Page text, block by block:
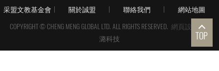
TOP
采盟文教基金會
關於誠盟 聯絡我們
網站地圖
COPYRIGHT © CHENG MENG GLOBAL LTD. ALL RIGHTS RESERVED. 網頁設計 | 鉅
潞科技